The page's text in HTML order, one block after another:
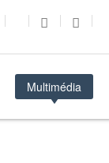
Multimédia